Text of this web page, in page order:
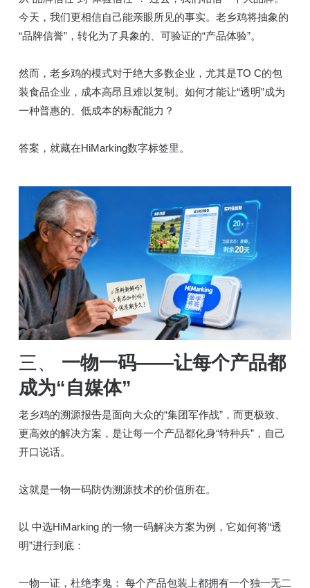
今天，我们更相信自己能亲眼所见的事实。老乡鸡将抽象的
“品牌信誉”，转化为了具象的、可验证的“产品体验”。
然而，老乡鸡的模式对于绝大多数企业，尤其是TO C的包
装食品企业，成本高昂且难以复制。如何才能让“透明”成为
一种普惠的、低成本的标配能力？
答案，就藏在HiMarking数字标签里。
三、 一物一码——让每个产品都
成为“自媒体”
老乡鸡的溯源报告是面向大众的“集团军作战”，而更极致、
更高效的解决方案，是让每一个产品都化身“特种兵”，自己
开口说话。
这就是一物一码防伪溯源技术的价值所在。
以 中选HiMarking 的一物一码解决方案为例，它如何将“透
明”进行到底：
一物一证，杜绝李鬼： 每个产品包装上都拥有一个独一无二